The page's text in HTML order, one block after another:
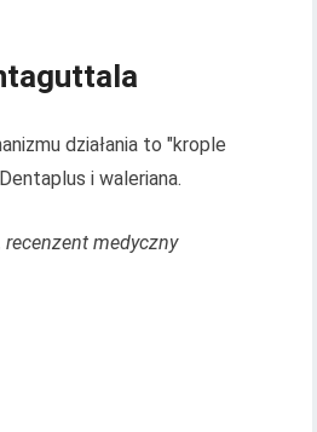
działania to "krople
i waleriana.
medyczny